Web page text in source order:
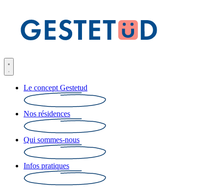
Le concept Gestetud
Nos résidences
Qui sommes-nous
Infos pratiques